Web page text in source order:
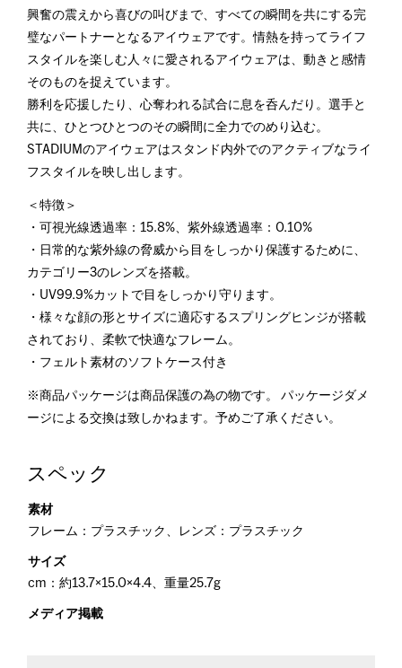
興奮の震えから喜びの叫びまで、すべての瞬間を共にする完
璧なパートナーとなるアイウェアです。情熱を持ってライフ
スタイルを楽しむ人々に愛されるアイウェアは、動きと感情
そのものを捉えています。
勝利を応援したり、心奪われる試合に息を呑んだり。選手と
共に、ひとつひとつのその瞬間に全力でのめり込む。
STADIUMのアイウェアはスタンド内外でのアクティブなライ
フスタイルを映し出します。
＜特徴＞
・可視光線透過率：15.8%、紫外線透過率：0.10%
・日常的な紫外線の脅威から目をしっかり保護するために、
カテゴリー3のレンズを搭載。
・UV99.9%カットで目をしっかり守ります。
・様々な顔の形とサイズに適応するスプリングヒンジが搭載
されており、柔軟で快適なフレーム。
・フェルト素材のソフトケース付き
※商品パッケージは商品保護の為の物です。 パッケージダメ
ージによる交換は致しかねます。予めご了承ください。
スペック
素材
フレーム：プラスチック、レンズ：プラスチック
サイズ
cm：約13.7×15.0×4.4、重量25.7g
メディア掲載